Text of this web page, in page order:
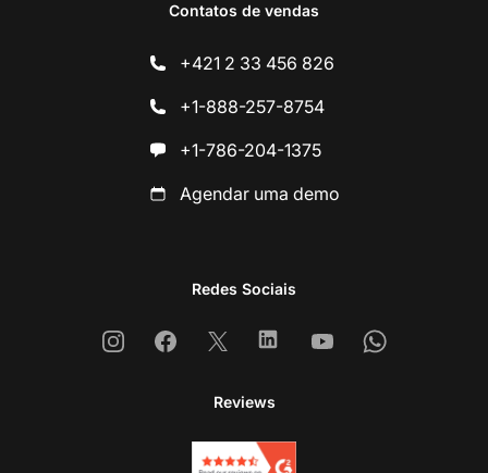
Contatos de vendas
+421 2 33 456 826
+1-888-257-8754
+1-786-204-1375
Agendar uma demo
Redes Sociais
InstagramFacebook
X LinkedinYoutubeWhatsapp
Reviews